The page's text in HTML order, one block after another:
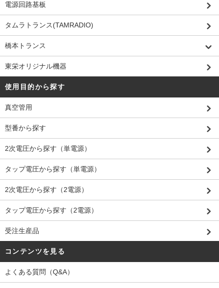
電源回路基板
タムラトランス(TAMRADIO)
橋本トランス
東栄オリジナル機器
使用目的から探す
真空管用
型番から探す
2次電圧から探す（単電源）
タップ電圧から探す（単電源）
2次電圧から探す（2電源）
タップ電圧から探す（2電源）
受注生産品
コンテンツを見る
よくある質問（Q&A）